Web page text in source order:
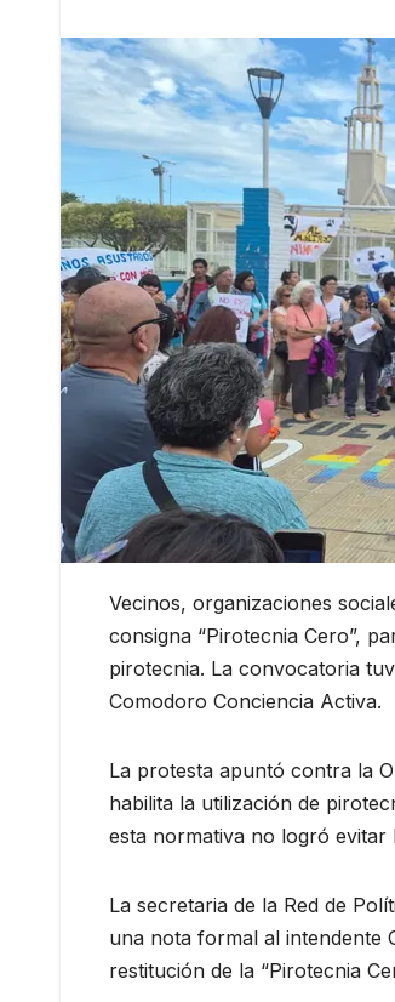
Vecinos, organizaciones
consigna “Pirotecnia Cero”,
pirotecnia. La convocatoria
Comodoro Conciencia Activa.
La protesta apuntó contra la
habilita la utilización de
esta normativa no logró evitar
La secretaria de la Red de
una nota formal al intendente
restitución de la “Pirotecnia